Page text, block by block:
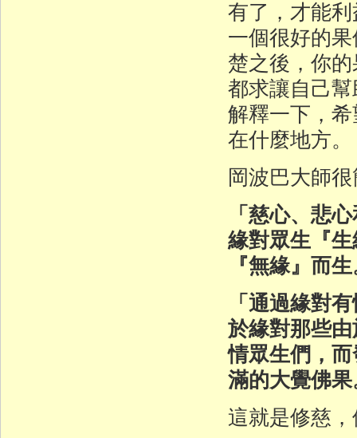
有了，才能
一個很好的
楚之後，你
都求讓自己
解釋一下，
在什麼地方。
岡波巴大師
「慈心、悲
緣對眾生『
『無緣』而
「通過緣對
於緣對那些
情眾生們，
滿的大覺佛
這就是修慈